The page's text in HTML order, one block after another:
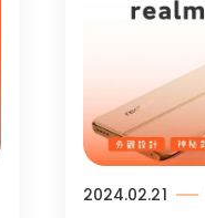
2024.02.21